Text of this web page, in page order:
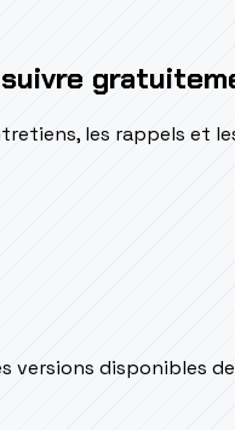
les rappels et
versions disponibles